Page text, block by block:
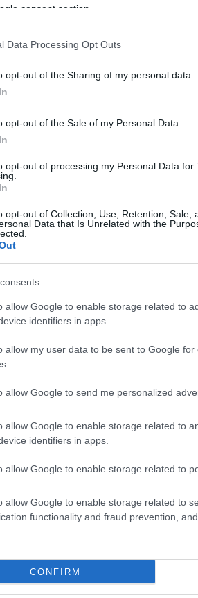
consent section.
Data Processing Opt Outs
opt-out of the Sharing of my personal data.
opt-out of the Sale of my Personal Data.
opt-out of processing my Personal Data for
opt-out of Collection, Use, Retention, Sale,
Data that Is Unrelated with the
allow Google to enable storage related to
identifiers in apps.
allow my user data to be sent to Google for
allow Google to send me personalized
allow Google to enable storage related to
identifiers in apps.
allow Google to enable storage related to
allow Google to enable storage related to
functionality and fraud prevention,
CONFIRM
ρεκόρ για την
με 2 εκατομμύρια
06/08/2026
Στο επίκεντρο ο